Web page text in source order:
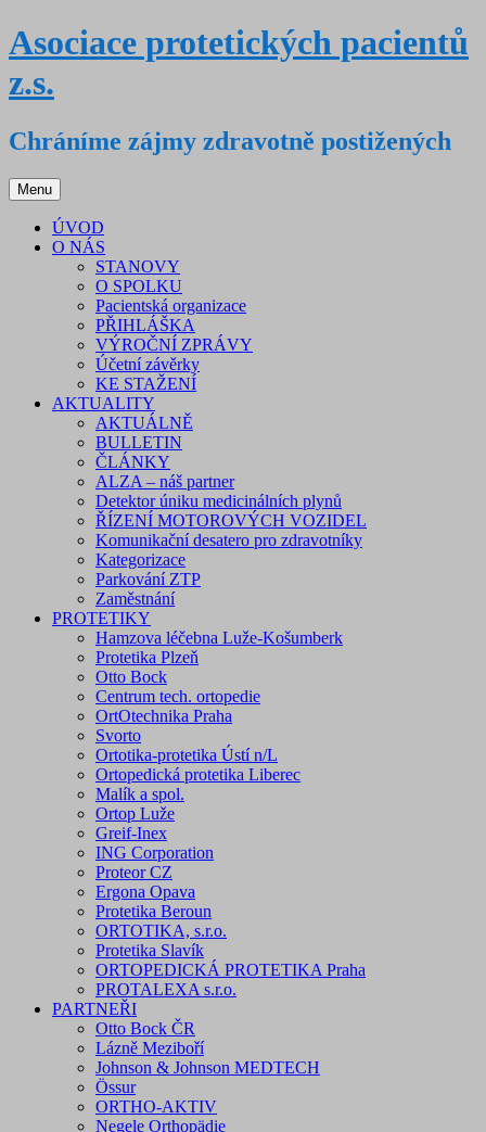
Přejít
k
webu
Asociace protetických pacientů
z.s.
Chráníme zájmy zdravotně postižených
Menu
ÚVOD
O NÁS
STANOVY
O SPOLKU
Pacientská organizace
PŘIHLÁŠKA
VÝROČNÍ ZPRÁVY
Účetní závěrky
KE STAŽENÍ
AKTUALITY
AKTUÁLNĚ
BULLETIN
ČLÁNKY
ALZA – náš partner
Detektor úniku medicinálních plynů
ŘÍZENÍ MOTOROVÝCH VOZIDEL
Komunikační desatero pro zdravotníky
Kategorizace
Parkování ZTP
Zaměstnání
PROTETIKY
Hamzova léčebna Luže-Košumberk
Protetika Plzeň
Otto Bock
Centrum tech. ortopedie
OrtOtechnika Praha
Svorto
Ortotika-protetika Ústí n/L
Ortopedická protetika Liberec
Malík a spol.
Ortop Luže
Greif-Inex
ING Corporation
Proteor CZ
Ergona Opava
Protetika Beroun
ORTOTIKA, s.r.o.
Protetika Slavík
ORTOPEDICKÁ PROTETIKA Praha
PROTALEXA s.r.o.
PARTNEŘI
Otto Bock ČR
Lázně Meziboří
Johnson & Johnson MEDTECH
Össur
ORTHO-AKTIV
Negele Orthopädie